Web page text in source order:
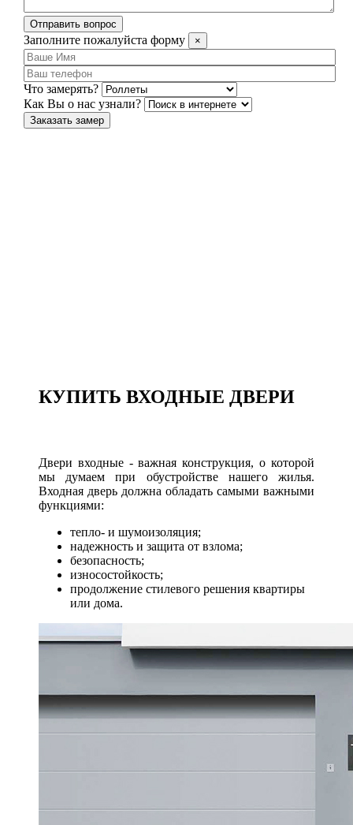
Отправить вопрос
Заполните пожалуйста форму ×
Что замерять?
Как Вы о нас узнали?
Заказать замер
КУПИТЬ ВХОДНЫЕ ДВЕРИ
Двери входные - важная конструкция, о которой
мы думаем при обустройстве нашего жилья.
Входная дверь должна обладать самыми важными
функциями:
тепло- и шумоизоляция;
надежность и защита от взлома;
безопасность;
износостойкость;
продолжение стилевого решения квартиры
или дома.